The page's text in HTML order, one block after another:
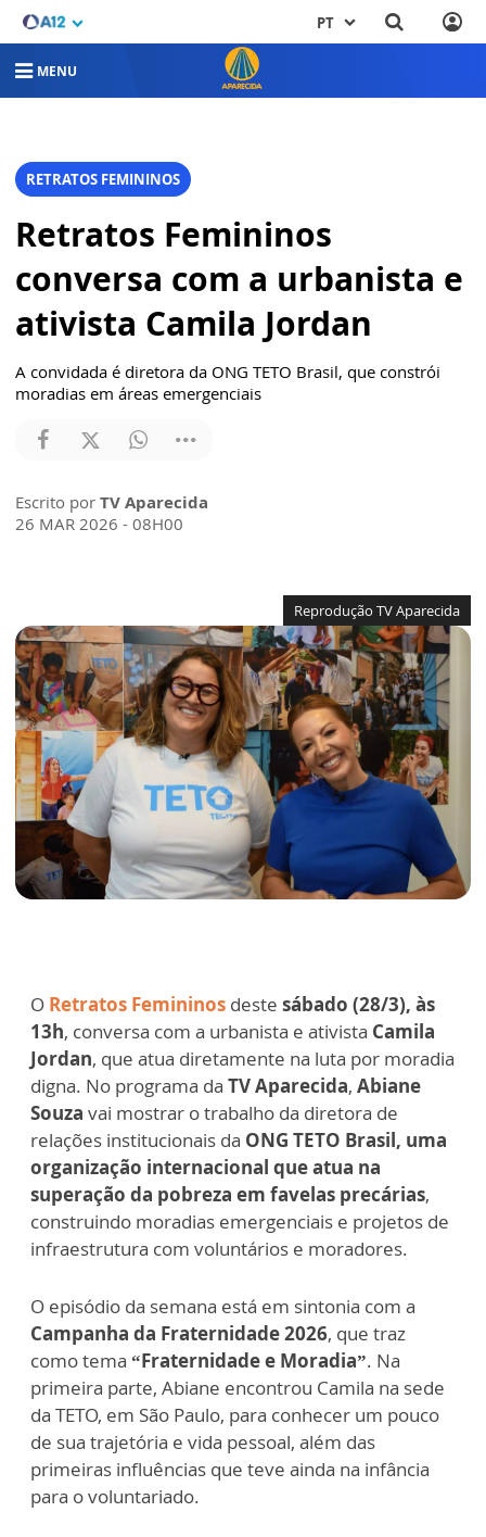
PT
MENU
RETRATOS FEMININOS
Retratos Femininos
conversa com a urbanista e
ativista Camila Jordan
A convidada é diretora da ONG TETO Brasil, que constrói
moradias em áreas emergenciais
Escrito por TV Aparecida
26 MAR 2026 - 08H00
Reprodução TV Aparecida
O Retratos Femininos deste sábado (28/3), às
13h, conversa com a urbanista e ativista Camila
Jordan, que atua diretamente na luta por moradia
digna. No programa da TV Aparecida, Abiane
Souza vai mostrar o trabalho da diretora de
relações institucionais da ONG TETO Brasil, uma
organização internacional que atua na
superação da pobreza em favelas precárias,
construindo moradias emergenciais e projetos de
infraestrutura com voluntários e moradores.
O episódio da semana está em sintonia com a
Campanha da Fraternidade 2026, que traz
como tema “Fraternidade e Moradia”. Na
primeira parte, Abiane encontrou Camila na sede
da TETO, em São Paulo, para conhecer um pouco
de sua trajetória e vida pessoal, além das
primeiras influências que teve ainda na infância
para o voluntariado.